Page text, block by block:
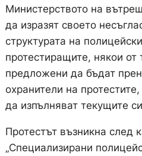
Министерството на
да изразят своето
структурата на
протестиращите, някои от
предложени да бъдат
охранители на
да изпълняват текущите
Протестът възникна след
„Специализирани